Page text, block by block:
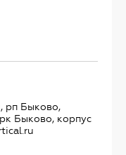
рп Быково,
Быково, корпус